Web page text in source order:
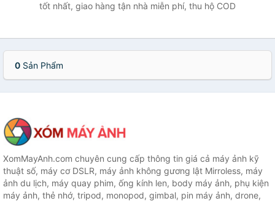
tốt nhất, giao hàng tận nhà miễn phí, thu hộ COD
0 Sản Phẩm
XomMayAnh.com chuyên cung cấp thông tin giá cả máy ảnh kỹ
thuật số, máy cơ DSLR, máy ảnh không gương lật Mirroless, máy
ảnh du lịch, máy quay phim, ống kính len, body máy ảnh, phụ kiện
máy ảnh, thẻ nhớ, tripod, monopod, gimbal, pin máy ảnh, drone,